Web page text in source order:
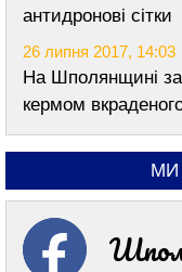
антидронові сітки
26 липня 2017, 14:03
На Шполянщині
кермом
МИ